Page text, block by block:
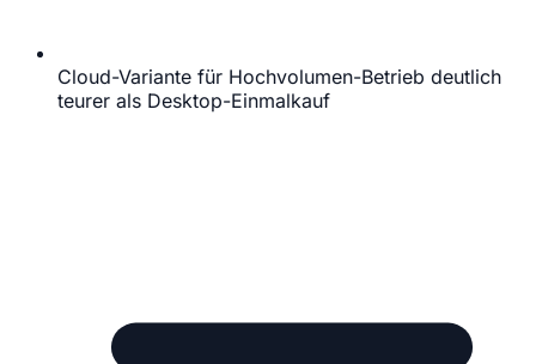
Cloud-Variante für Hochvolumen-Betrieb deutlich
teurer als Desktop-Einmalkauf